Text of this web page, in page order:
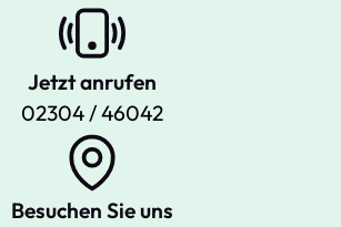
Jetzt anrufen
02304 / 46042
Besuchen Sie uns